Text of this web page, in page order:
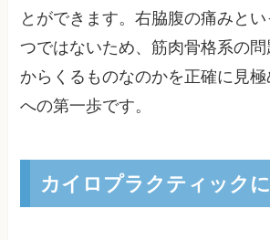
とができます。右脇腹の痛みと
つではないため、筋肉骨格系の
からくるものなのかを正確に見
への第一歩です。
カイロプラクティック